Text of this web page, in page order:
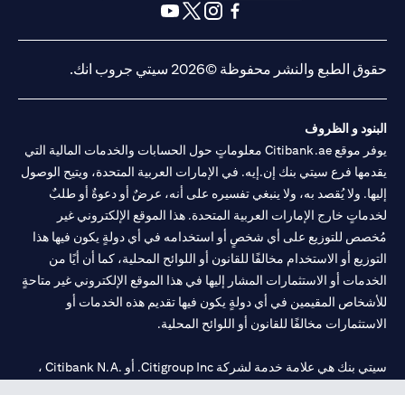
opens in a new tab
opens in a new tab
حقوق الطبع والنشر محفوظة ©2026 سيتي جروب انك.
البنود و الظروف
يوفر موقع Citibank.ae معلوماتٍ حول الحسابات والخدمات المالية التي
يقدمها فرع سيتي بنك إن.إيه. في الإمارات العربية المتحدة، ويتيح الوصول
إليها. ولا يُقصد به، ولا ينبغي تفسيره على أنه، عرضٌ أو دعوةٌ أو طلبٌ
لخدماتٍ خارج الإمارات العربية المتحدة. هذا الموقع الإلكتروني غير
مُخصص للتوزيع على أي شخصٍ أو استخدامه في أي دولةٍ يكون فيها هذا
التوزيع أو الاستخدام مخالفًا للقانون أو اللوائح المحلية، كما أن أيًا من
الخدمات أو الاستثمارات المشار إليها في هذا الموقع الإلكتروني غير متاحةٍ
للأشخاص المقيمين في أي دولةٍ يكون فيها تقديم هذه الخدمات أو
الاستثمارات مخالفًا للقانون أو اللوائح المحلية.
سيتي بنك هي علامة خدمة لشركة Citigroup Inc. أو .Citibank N.A ،